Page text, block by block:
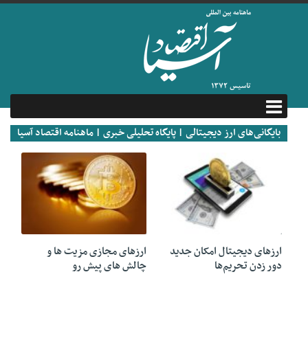
بایگانی‌های ارز دیجیتالی | پایگاه تحلیلی خبری | ماهنامه اقتصاد آسیا
ارزهای دیجیتال امکان جدید
دور زدن تحریم‌ها
ارزهای مجازی مزیت ها و
چالش های پیش رو